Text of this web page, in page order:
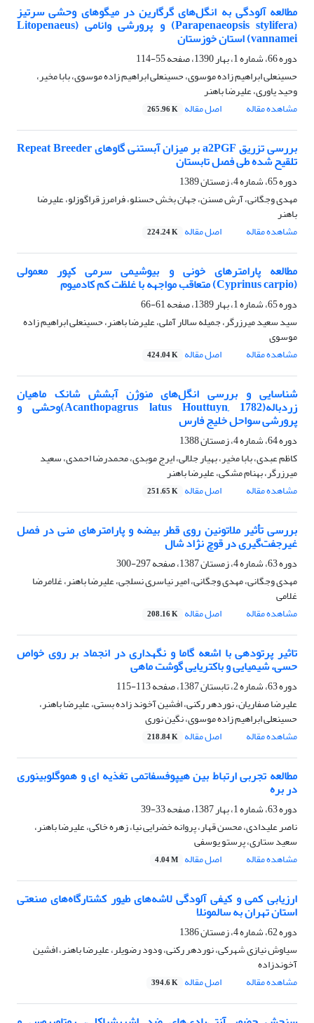
مطالعه آلودگی به انگل‌های گرگارین در میگو‌‌های وحشی سرتیز
(Parapenaeopsis stylifera) و پرورشی وانامی (Litopenaeus
vannamei) استان خوزستان
دوره 66، شماره 1، بهار 1390، صفحه
55-114
حسینعلی ابراهیم زاده موسوی، حسینعلی ابراهیم زاده موسوی، بابا مخیر،
وحید یاوری، علیرضا باهنر
مشاهده مقاله
اصل مقاله 265.96 K
بررسی تزریق a2PGF بر میزان آبستنی گاوهای Repeat Breeder
تلقیح شده طی فصل تابستان
دوره 65، شماره 4، زمستان 1389
مهدی وجگانی، آرش مسنن، جهان بخش حسنلو، فرامرز قراگوزلو، علیرضا
باهنر
مشاهده مقاله
اصل مقاله 224.24 K
مطالعه پارامتر‌های خونی و بیوشیمی سرمی کپور معمولی
(Cyprinus carpio)‌ متعاقب مواجهه با غلظت کم کادمیوم
دوره 65، شماره 1، بهار 1389، صفحه
61-66
سید سعید میرزرگر، جمیله سالار آملی، علیرضا باهنر، حسینعلی ابراهیم زاده
موسوی
مشاهده مقاله
اصل مقاله 424.04 K
شناسایی و بررسی انگل‌های منوژن آبشش شانک ماهیان
زردباله‌(Acanthopagrus latus Houttuyn, 1782)‌وحشی و
پرورشی سواحل خلیج فارس
دوره 64، شماره 4، زمستان 1388
کاظم عبدی، بابا مخیر، بهیار جلالی، ایرج موبدی، محمد‌رضا احمدی، سعید
میرزرگر، بهنام مشکی، علیرضا باهنر
مشاهده مقاله
اصل مقاله 251.65 K
بررسی تأثیر ملاتونین روی قطر بیضه و پارامترهای منی در فصل
غیرجفت‌گیری در قوچ نژاد شال
دوره 63، شماره 4، زمستان 1387، صفحه
297-300
مهدی وجگانی، مهدی وجگانی، امیر نیاسری نسلجی، علیرضا باهنر، غلامرضا
غلامی
مشاهده مقاله
اصل مقاله 208.16 K
تاثیر پرتودهی با اشعه گاما و نگهداری در انجماد بر روی خواص
حسی، شیمیایی و باکتریایی گوشت ماهی
دوره 63، شماره 2، تابستان 1387، صفحه
113-115
علیرضا صفاریان، نوردهر رکنی، افشین آخوند زاده بستی، علیرضا باهنر،
حسینعلی ابراهیم زاده موسوی، نگین نوری
مشاهده مقاله
اصل مقاله 218.84 K
مطالعه تجربی ارتباط بین هیپوفسفاتمی تغذیه ای و هموگلوبینوری
در بره
دوره 63، شماره 1، بهار 1387، صفحه
33-39
ناصر علیدادی، محسن قهار، پروانه خضرایی نیا، زهره خاکی، علیرضا باهنر،
سعید ستاری، پرستو یوسفی
مشاهده مقاله
اصل مقاله 4.04 M
ارزیابی کمی و کیفی آلودگی لاشه‌های طیور کشتارگاه‌های صنعتی
استان تهران به سالمونلا
دوره 62، شماره 4، زمستان 1386
سیاوش نیازی شهرکی، نوردهر رکنی، ودود رضویلر، علیرضا باهنر، افشین
آخوندزاده
مشاهده مقاله
اصل مقاله 394.6 K